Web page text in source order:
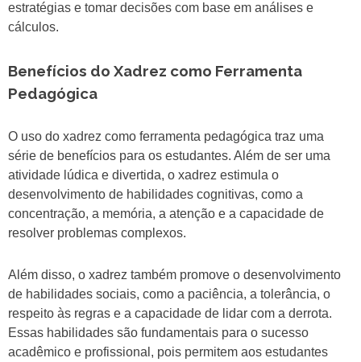
estratégias e tomar decisões com base em análises e
cálculos.
Benefícios do Xadrez como Ferramenta
Pedagógica
O uso do xadrez como ferramenta pedagógica traz uma
série de benefícios para os estudantes. Além de ser uma
atividade lúdica e divertida, o xadrez estimula o
desenvolvimento de habilidades cognitivas, como a
concentração, a memória, a atenção e a capacidade de
resolver problemas complexos.
Além disso, o xadrez também promove o desenvolvimento
de habilidades sociais, como a paciência, a tolerância, o
respeito às regras e a capacidade de lidar com a derrota.
Essas habilidades são fundamentais para o sucesso
acadêmico e profissional, pois permitem aos estudantes